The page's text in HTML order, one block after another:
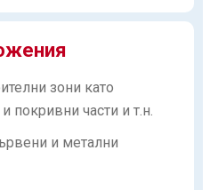
зони като
покривни части и т.н.
и метални